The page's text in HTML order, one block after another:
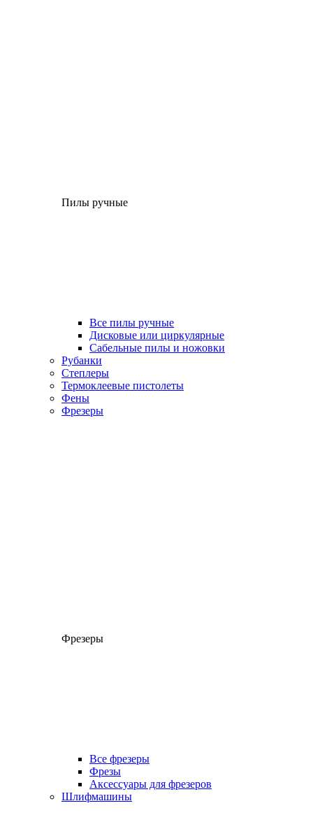
Пилы ручные
Все пилы ручные
Дисковые или циркулярные
Сабельные пилы и ножовки
Рубанки
Степлеры
Термоклеевые пистолеты
Фены
Фрезеры
Фрезеры
Все фрезеры
Фрезы
Аксессуары для фрезеров
Шлифмашины